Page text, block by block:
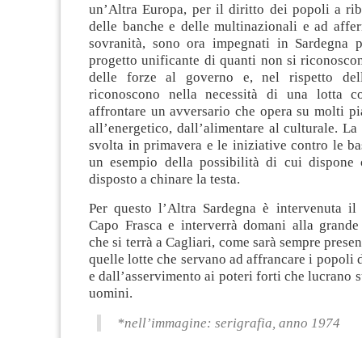
un’Altra Europa, per il diritto dei popoli a
delle banche e delle multinazionali e ad
sovranità, sono ora impegnati in Sardegna
progetto unificante di quanti non si
delle forze al governo e, nel rispetto
riconoscono nella necessità di una lotta
affrontare un avversario che opera su molti
all’energetico, dall’alimentare al culturale.
svolta in primavera e le iniziative contro le
un esempio della possibilità di cui
disposto a chinare la testa.
Per questo l’Altra Sardegna è intervenuta il
Capo Frasca e interverrà domani alla
che si terrà a Cagliari, come sarà sempre
quelle lotte che servano ad affrancare i popoli
e dall’asservimento ai poteri forti che lucrano
uomini.
*nell’immagine: serigrafia, anno 1974